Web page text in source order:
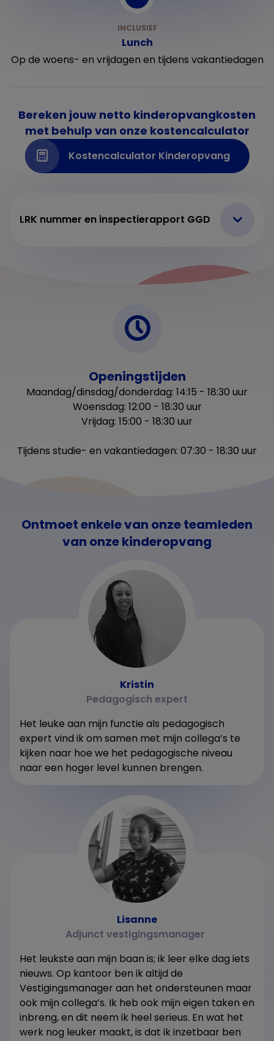
Lunch
Op de woens- en vrijdagen en tijdens vakantiedagen
Bereken jouw netto kinderopvangkosten
met behulp van onze kostencalculator
Kostencalculator Kinderopvang
LRK nummer en inspectierapport GGD
Openingstijden
Maandag/dinsdag/donderdag: 14:15 - 18:30 uur
Woensdag: 12:00 - 18:30 uur
Vrijdag: 15:00 - 18:30 uur
Tijdens studie- en vakantiedagen: 07:30 - 18:30 uur
Ontmoet enkele van onze teamleden
van onze kinderopvang
Kristin
Pedagogisch expert
Het leuke aan mijn functie als pedagogisch
expert vind ik om samen met mijn collega’s te
kijken naar hoe we het pedagogische niveau
naar een hoger level kunnen brengen.
Lisanne
Adjunct vestigingsmanager
Het leukste aan mijn baan is; ik leer elke dag iets
nieuws. Op kantoor ben ik altijd de
Vestigingsmanager aan het ondersteunen maar
ook mijn collega’s. Ik heb ook mijn eigen taken en
inbreng, en dit neem ik heel serieus. En wat het
werk nog leuker maakt, is dat ik inzetbaar ben